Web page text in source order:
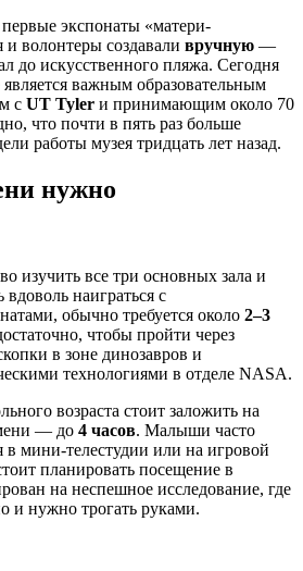
экспонаты «матери-
волонтеры создавали вручную —
до искусственного пляжа. Сегодня
является важным образовательным
с UT Tyler и принимающим около 70
что почти в пять раз больше
работы музея тридцать лет назад.
нужно
изучить все три основных зала и
вдоволь наиграться с
обычно требуется около 2–3
чтобы пройти через
в зоне динозавров и
технологиями в отделе NASA.
возраста стоит заложить на
— до 4 часов. Малыши часто
в мини-телестудии или на игровой
планировать посещение в
на неспешное исследование, где
и нужно трогать руками.